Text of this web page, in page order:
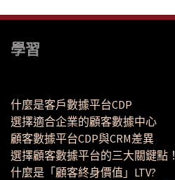
學習
什麼是客戶數據平台CDP
選擇適合企業的顧客數據中心
顧客數據平台CDP與CRM差異
選擇顧客數據平台的三大關鍵點！
什麼是「顧客終身價值」LTV?